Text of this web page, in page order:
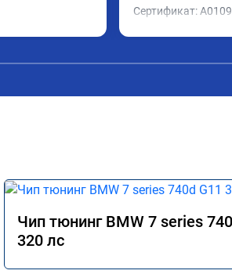
Сертификат:
Чип тюнинг BMW 7 series
320 лс